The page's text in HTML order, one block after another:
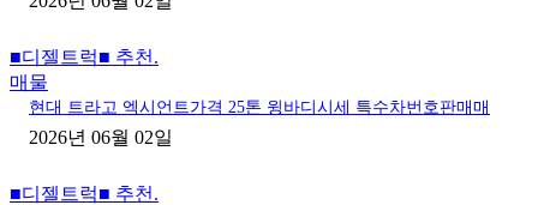
■디젤트럭■ 추천.
매물
현대 트라고 엑시언트가격 25톤 윙바디시세 특수차번호판매매
2026년 06월 02일
■디젤트럭■ 추천.